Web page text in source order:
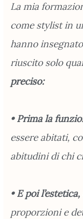
La mia
come stylist in
hanno
riuscito solo
preciso:
• Prima la
essere abitati,
abitudini di chi
• E poi l’estetica,
proporzioni e